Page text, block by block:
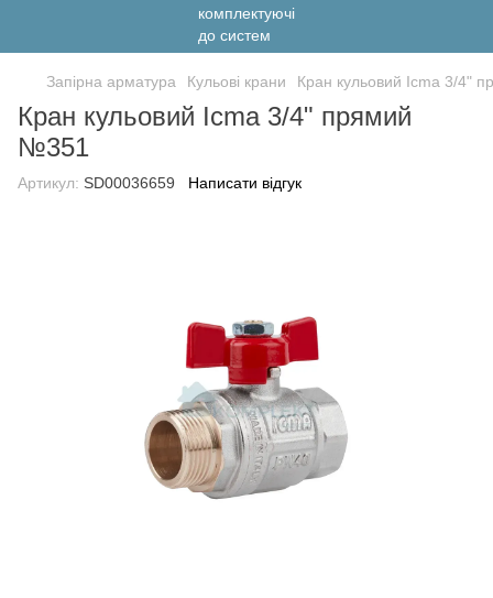
Запірна арматура Кульові крани Кран кульовий Icma 3/4"
Кран кульовий Icma 3/4" прямий
№351
Артикул: SD00036659 Написати відгук